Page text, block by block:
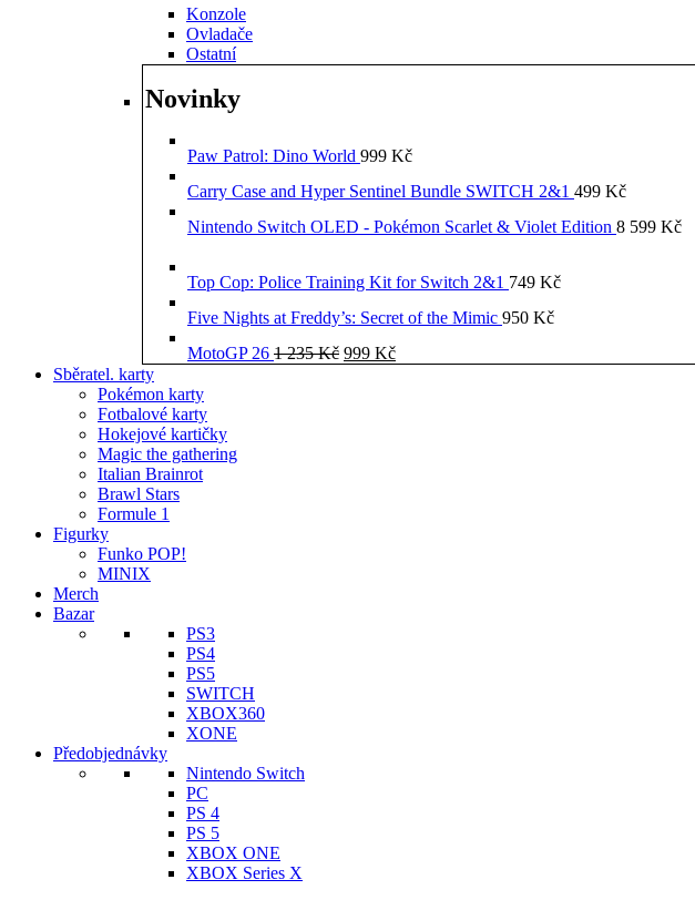
Konzole
Ovladače
Ostatní
Novinky
Paw Patrol: Dino World 999 Kč
Carry Case and Hyper Sentinel Bundle SWITCH 2&1 499 Kč
Nintendo Switch OLED - Pokémon Scarlet & Violet Edition 8 599 Kč
Top Cop: Police Training Kit for Switch 2&1 749 Kč
Five Nights at Freddy’s: Secret of the Mimic 950 Kč
MotoGP 26 1 235Kč Původní
999 KčAktuální
Sběratel. karty
Pokémon karty
Fotbalové karty
Hokejové kartičky
Magic the gathering
Italian Brainrot
Brawl Stars
Formule 1
Figurky
Funko POP!
MINIX
Merch
Bazar
PS3
PS4
PS5
SWITCH
XBOX360
XONE
Předobjednávky
Nintendo Switch
PC
PS 4
PS 5
XBOX ONE
XBOX Series X